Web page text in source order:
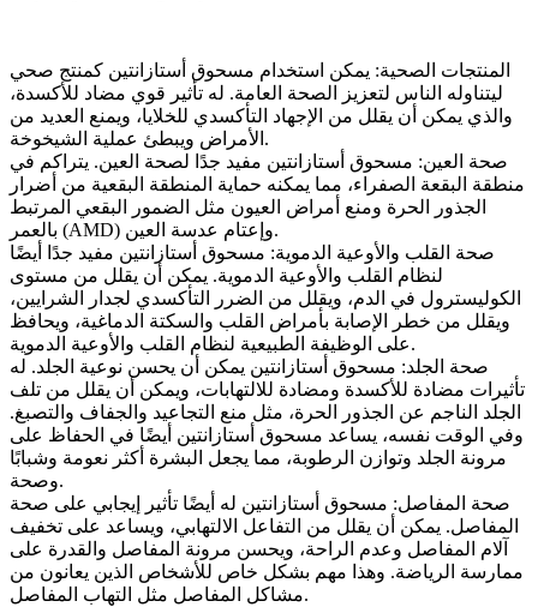
المنتجات الصحية: يمكن استخدام مسحوق أستازانتين كمنتج صحي
ليتناوله الناس لتعزيز الصحة العامة. له تأثير قوي مضاد للأكسدة،
والذي يمكن أن يقلل من الإجهاد التأكسدي للخلايا، ويمنع العديد من
الأمراض ويبطئ عملية الشيخوخة.
صحة العين: مسحوق أستازانتين مفيد جدًا لصحة العين. يتراكم في
منطقة البقعة الصفراء، مما يمكنه حماية المنطقة البقعية من أضرار
الجذور الحرة ومنع أمراض العيون مثل الضمور البقعي المرتبط
بالعمر (AMD) وإعتام عدسة العين.
صحة القلب والأوعية الدموية: مسحوق أستازانتين مفيد جدًا أيضًا
لنظام القلب والأوعية الدموية. يمكن أن يقلل من مستوى
الكوليسترول في الدم، ويقلل من الضرر التأكسدي لجدار الشرايين،
ويقلل من خطر الإصابة بأمراض القلب والسكتة الدماغية، ويحافظ
على الوظيفة الطبيعية لنظام القلب والأوعية الدموية.
صحة الجلد: مسحوق أستازانتين يمكن أن يحسن نوعية الجلد. له
تأثيرات مضادة للأكسدة ومضادة للالتهابات، ويمكن أن يقلل من تلف
الجلد الناجم عن الجذور الحرة، مثل منع التجاعيد والجفاف والتصبغ.
وفي الوقت نفسه، يساعد مسحوق أستازانتين أيضًا في الحفاظ على
مرونة الجلد وتوازن الرطوبة، مما يجعل البشرة أكثر نعومة وشبابًا
وصحة.
صحة المفاصل: مسحوق أستازانتين له أيضًا تأثير إيجابي على صحة
المفاصل. يمكن أن يقلل من التفاعل الالتهابي، ويساعد على تخفيف
آلام المفاصل وعدم الراحة، ويحسن مرونة المفاصل والقدرة على
ممارسة الرياضة. وهذا مهم بشكل خاص للأشخاص الذين يعانون من
مشاكل المفاصل مثل التهاب المفاصل.